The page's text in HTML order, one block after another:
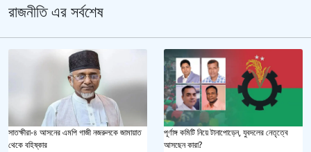
রাজনীতি এর সর্বশেষ
সাতক্ষীরা-৪ আসনের এমপি গাজী নজরুলকে জামায়াত
থেকে বহিষ্কার
পূর্ণাঙ্গ কমিটি নিয়ে টানাপোড়েন, যুবদলের নেতৃত্বে
আসছেন কারা?